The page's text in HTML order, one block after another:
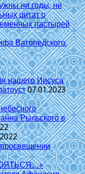
ни годы, ни
цитат о
пастырей
Ватопедского.
нашего Иисуса
07.01.2023
Рыльского в